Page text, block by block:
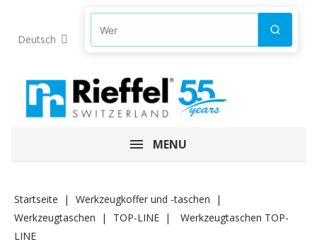
Deutsch Produkte suchen Suchen
MENU
Startseite
Werkzeugkoffer und -taschen
Werkzeugtaschen
TOP-LINE
Werkzeugtaschen TOP-
LINE